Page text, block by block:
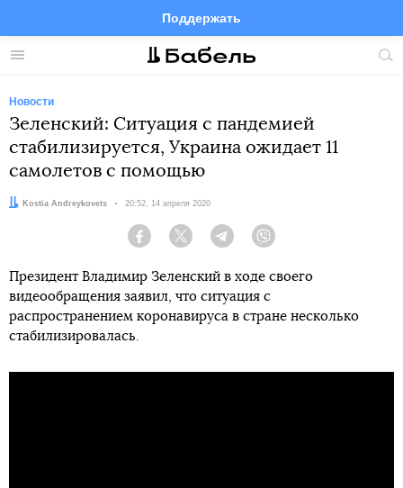
Меню
Поддержать
FacebookTelegramTwitter
Новости
Зеленский: Ситуация с пандемией
стабилизируется, Украина ожидает 11
самолетов с помощью
Автор:Kostia Andreykovets Дата:
20:52, 14 апреля 2020
Facebook Twitter Telegram
Президент Владимир Зеленский в ходе своего
видеообращения заявил, что ситуация с
распространением коронавируса в стране несколько
стабилизировалась.